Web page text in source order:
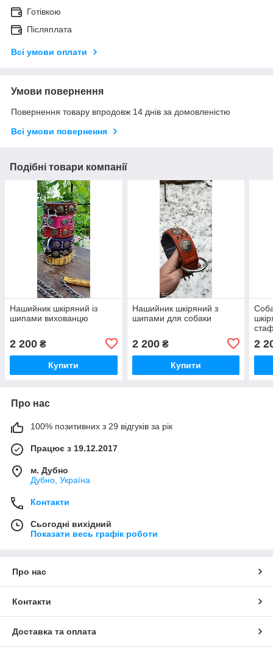
Готівкою
Післяплата
Всі умови оплати
Умови повернення
Повернення товару впродовж 14 днів за домовленістю
Всі умови повернення
Подібні товари компанії
Нашийник шкіряний із
шипами вихованцю
2 200 ₴
Купити
Нашийник шкіряний з
шипами для собаки
2 200₴
Купити
2
Про нас
100% позитивних з 29 відгуків за рік
Працює з 19.12.2017
м. Дубно
Дубно, Україна
Контакти
Сьогодні вихідний
Показати весь графік роботи
Про нас
Контакти
Доставка та оплата